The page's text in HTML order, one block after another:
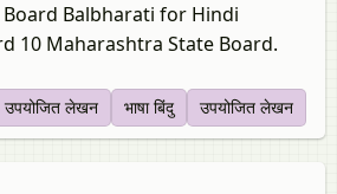
Balbharati for Hindi
10 Maharashtra State Board.
उपयोजित लेखन भाषा बिंदु उपयोजित लेखन